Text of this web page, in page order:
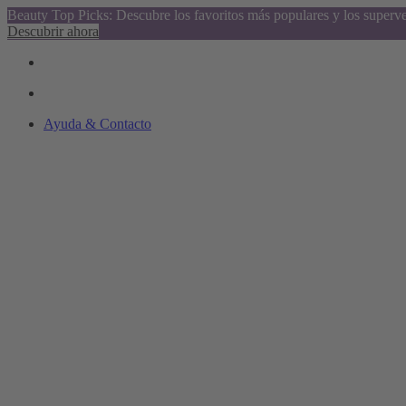
Beauty Top Picks: Descubre los favoritos más populares y los
Descubrir ahora
Ayuda & Contacto